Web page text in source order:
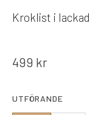
Kroklist i
499 kr
UTFÖRANDE